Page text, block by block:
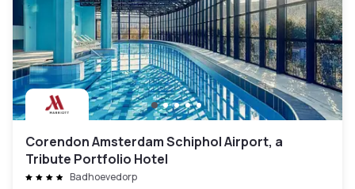
Corendon Amsterdam Schiphol Airport, a
Tribute Portfolio Hotel
Badhoevedorp